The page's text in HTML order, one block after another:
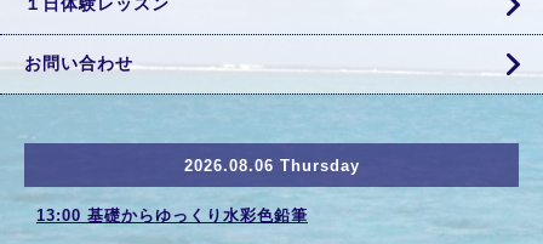
１日体験レッスン
お問い合わせ
2026.08.06 Thursday
13:00 基礎からゆっくり水彩色鉛筆